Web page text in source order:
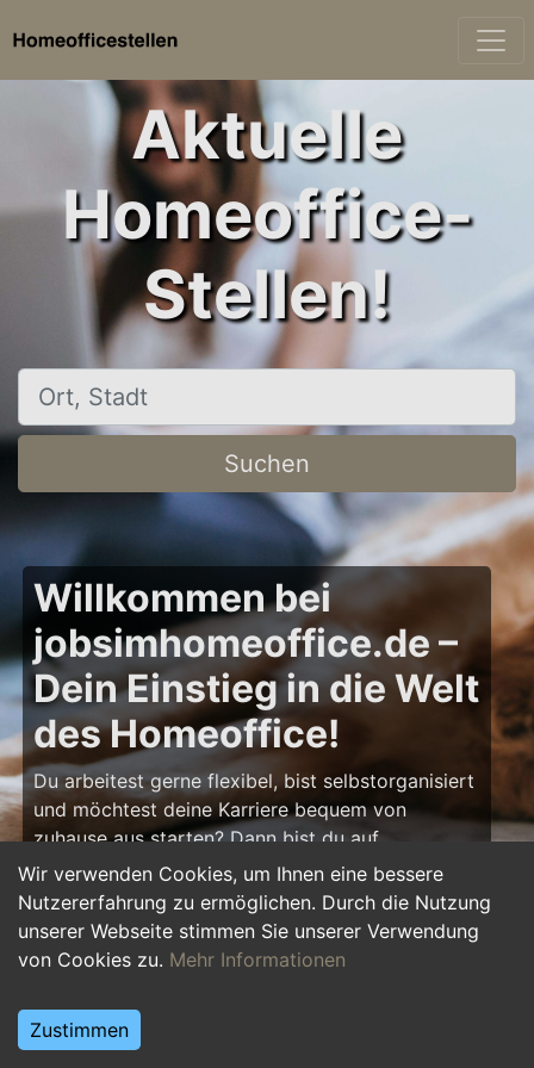
Wir verwenden Cookies, um Ihnen eine bessere
Nutzererfahrung zu ermöglichen. Durch die Nutzung
unserer Webseite stimmen Sie unserer Verwendung
von Cookies zu. Mehr Informationen
Zustimmen
Aktuelle
Homeoffice-
Stellen!
Ort, Stadt
Suchen
Willkommen bei
jobsimhomeoffice.de –
Dein Einstieg in die Welt
des Homeoffice!
Du arbeitest gerne flexibel, bist selbstorganisiert
und möchtest deine Karriere bequem von
zuhause aus starten? Dann bist du auf
jobsimhomeoffice.de genau richtig! Hier findest
du zahlreiche Ausbildungsplätze, Praktika und
Jobs, die komplett oder teilweise im Homeoffice
erledigt werden können – von IT über Marketing
Starte deine Karriere im Homeoffice und gestalte
deinen Arbeitsalltag nach deinen Vorstellungen!